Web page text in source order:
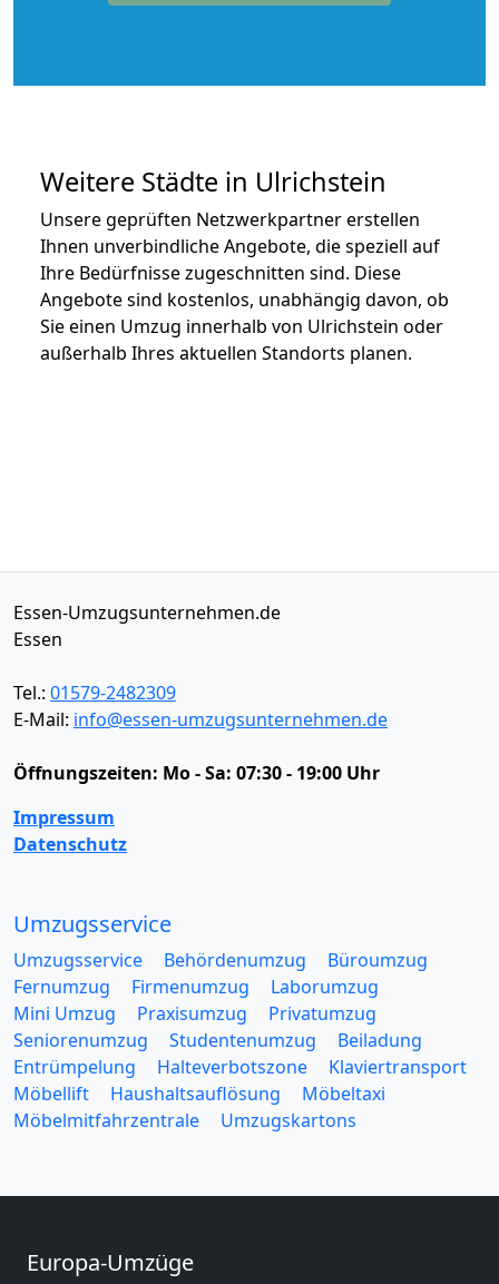
Weitere Städte in Ulrichstein
Unsere geprüften Netzwerkpartner erstellen
Ihnen unverbindliche Angebote, die speziell auf
Ihre Bedürfnisse zugeschnitten sind. Diese
Angebote sind kostenlos, unabhängig davon, ob
Sie einen Umzug innerhalb von Ulrichstein oder
außerhalb Ihres aktuellen Standorts planen.
Essen-Umzugsunternehmen.de
Essen
Tel.: 01579-2482309
E-Mail: info@essen-umzugsunternehmen.de
Öffnungszeiten: Mo - Sa: 07:30 - 19:00 Uhr
Impressum
Datenschutz
Umzugsservice
Umzugsservice Behördenumzug
Büroumzug
Fernumzug
Firmenumzug
Laborumzug
Mini Umzug
Praxisumzug
Privatumzug
Seniorenumzug
Studentenumzug
Beiladung
Entrümpelung
Halteverbotszone
Klaviertransport
Möbellift
Haushaltsauflösung
Möbeltaxi
Möbelmitfahrzentrale
Umzugskartons
Europa-Umzüge